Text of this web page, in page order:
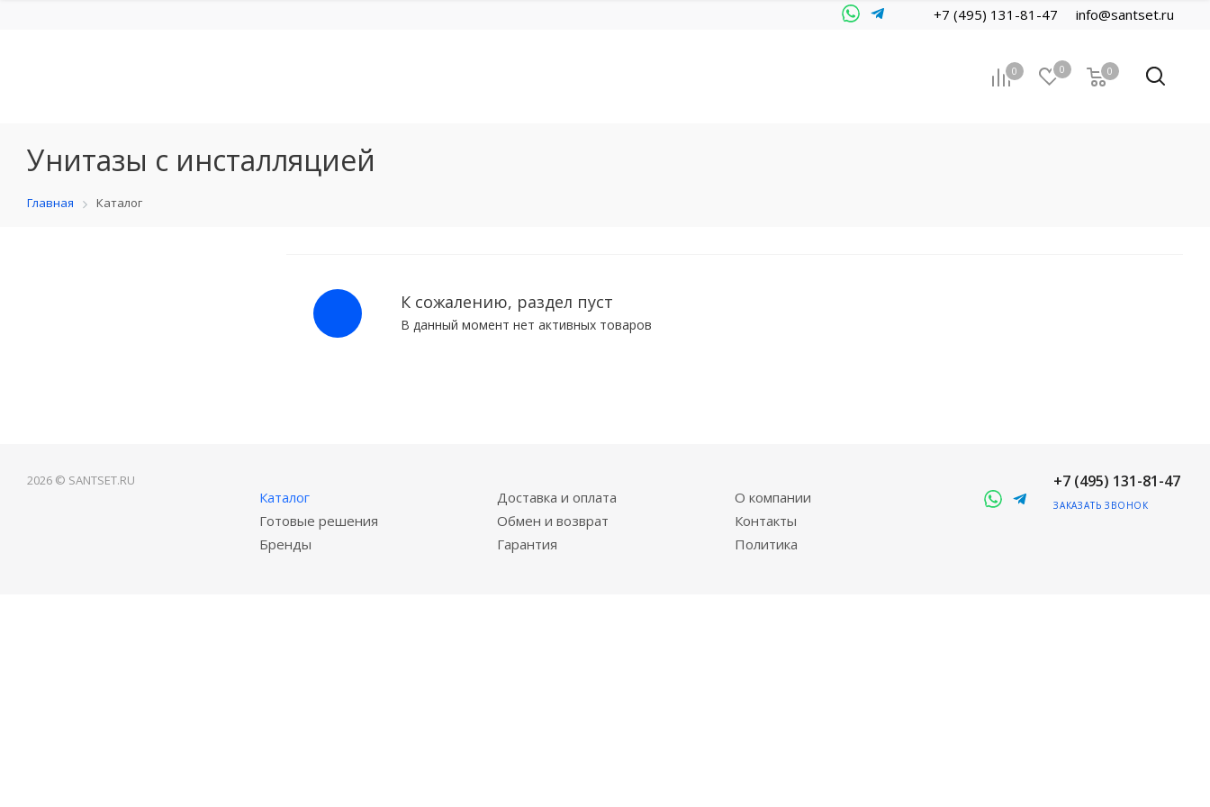
+7 (495) 131-81-47 info@santset.ru
0 0 0
Унитазы с инсталляцией
Главная Каталог
К сожалению, раздел пуст
В данный момент нет активных товаров
2026 © SANTSET.RU
Каталог
Готовые решения
Бренды
Доставка и оплата
Обмен и возврат
Гарантия
О компании
Контакты
Политика
+7 (495) 131-81-47
ЗАКАЗАТЬ ЗВОНОК